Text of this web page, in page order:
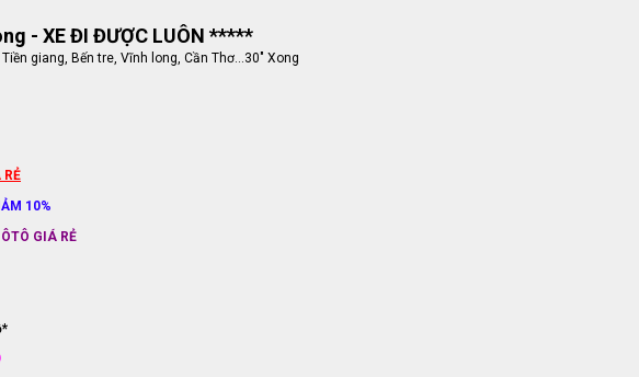
- XE ĐI ĐƯỢC LUÔN *****
giang, Bến tre, Vĩnh long, Cần Thơ...30" Xong
RẺ
10%
GIÁ RẺ